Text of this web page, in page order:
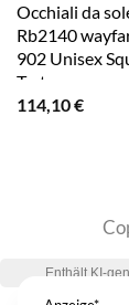
Occhiali da
Rb2140
902 Unisex
Tartaruga
114,10€